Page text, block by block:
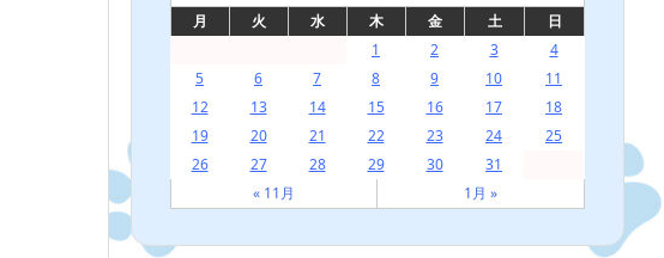
月
火 水 木 金 土
日
1
2 3
4
5
6 7 8 9 10
11
12
13 14 15 16 17
18
19
20 21 22 23 24
25
26
27 28 29 30
31
« 11月
1月 »